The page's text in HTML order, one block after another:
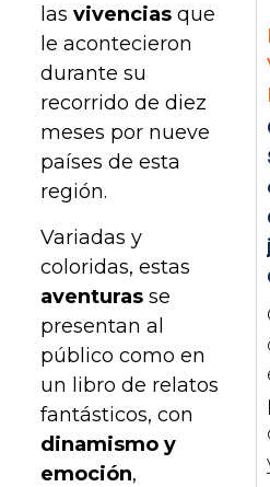
lasvivencias que
le acontecieron
durante su
recorrido de diez
meses por nueve
países de esta
región.
Variadas y
coloridas, estas
aventuras se
presentan al
público como en
un libro de relatos
fantásticos, con
dinamismo y
emoción,